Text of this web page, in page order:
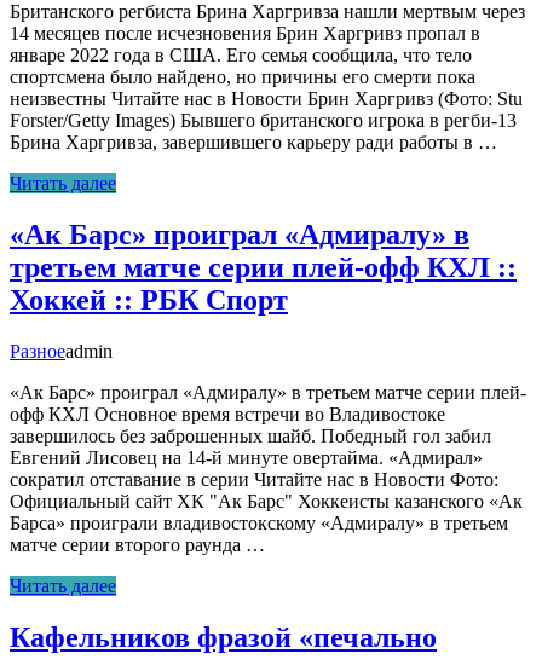
Британского регбиста Брина Харгривза нашли мертвым через
14 месяцев после исчезновения Брин Харгривз пропал в
январе 2022 года в США. Его семья сообщила, что тело
спортсмена было найдено, но причины его смерти пока
неизвестны Читайте нас в Новости Брин Харгривз (Фото: Stu
Forster/Getty Images) Бывшего британского игрока в регби-13
Брина Харгривза, завершившего карьеру ради работы в …
Читать далее
«Ак Барс» проиграл «Адмиралу» в
третьем матче серии плей-офф КХЛ ::
Хоккей :: РБК Спорт
Разноеadmin
«Ак Барс» проиграл «Адмиралу» в третьем матче серии плей-
офф КХЛ Основное время встречи во Владивостоке
завершилось без заброшенных шайб. Победный гол забил
Евгений Лисовец на 14-й минуте овертайма. «Адмирал»
сократил отставание в серии Читайте нас в Новости Фото:
Официальный сайт ХК "Ак Барс" Хоккеисты казанского «Ак
Барса» проиграли владивостокскому «Адмиралу» в третьем
матче серии второго раунда …
Читать далее
Кафельников фразой «печально